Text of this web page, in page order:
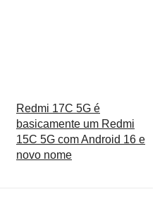
Redmi 17C 5G é
basicamente um Redmi
15C 5G com Android 16 e
novo nome